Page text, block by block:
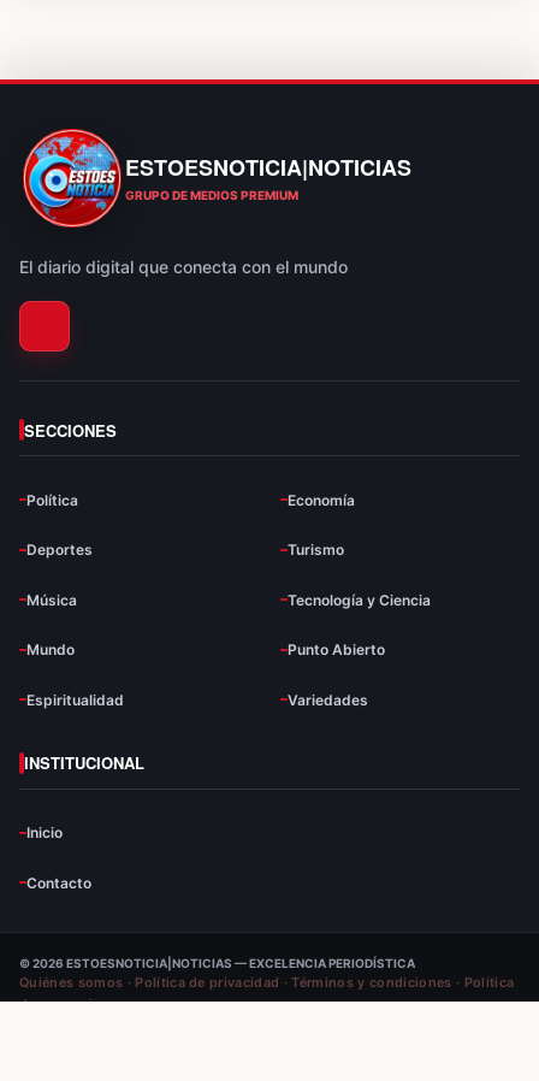
ESTOESNOTICIA|NOTICIAS
ESTOESNOTICIA|NOTICIAS
GRUPO DE MEDIOS PREMIUM
El diario digital que conecta con el mundo
SECCIONES
Política Economía
Deportes Turismo
Música Tecnología y Ciencia
Mundo Punto Abierto
Espiritualidad Variedades
INSTITUCIONAL
Inicio
Contacto
© 2026 ESTOESNOTICIA|NOTICIAS — EXCELENCIA PERIODÍSTICA
Quiénes somos · Política de privacidad ·Términos y condiciones · Política
de correcciones